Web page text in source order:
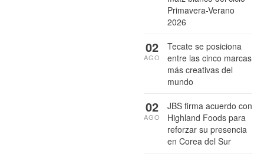
Primavera-Verano
2026
Tecate se posiciona
entre las cinco marcas
más creativas del
mundo
02
AGO
JBS firma acuerdo con
Highland Foods para
reforzar su presencia
en Corea del Sur
02
AGO